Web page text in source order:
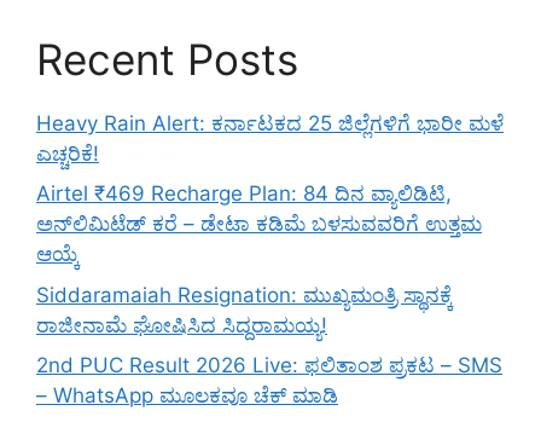
Recent Posts
Heavy Rain Alert: ಕರ್ನಾಟಕದ 25 ಜಿಲ್ಲೆಗಳಿಗೆ ಭಾರೀ ಮಳೆ
ಎಚ್ಚರಿಕೆ!
Airtel ₹469 Recharge Plan: 84 ದಿನ ವ್ಯಾಲಿಡಿಟಿ,
ಅನ್‌ಲಿಮಿಟೆಡ್ ಕರೆ – ಡೇಟಾ ಕಡಿಮೆ ಬಳಸುವವರಿಗೆ ಉತ್ತಮ
ಆಯ್ಕೆ
Siddaramaiah Resignation: ಮುಖ್ಯಮಂತ್ರಿ ಸ್ಥಾನಕ್ಕೆ
ರಾಜೀನಾಮೆ ಘೋಷಿಸಿದ ಸಿದ್ದರಾಮಯ್ಯ!
2nd PUC Result 2026 Live: ಫಲಿತಾಂಶ ಪ್ರಕಟ – SMS
– WhatsApp ಮೂಲಕವೂ ಚೆಕ್ ಮಾಡಿ